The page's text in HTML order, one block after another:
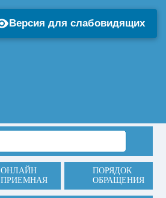
ОНЛАЙН
ПРИЕМНАЯ
ПОРЯДОК
ОБРАЩЕНИЯ
Версия для слабовидящих